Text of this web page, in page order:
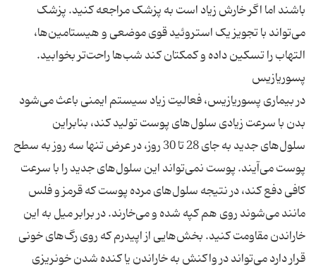
باشند اما اگر خارش زیاد است به پزشک مراجعه کنید. پزشک
می‌تواند با تجویز یک استروئید قوی موضعی و هیستامین‌ها،
در بیماری پسوریازیس، فعالیت زیاد سیستم ایمنی باعث می‌شود
بدن با سرعت زیادی سلول‌های پوست تولید کند، بنابراین
سلول‌های جدید به جای 28 تا 30 روز، در عرض تنها سه روز به سطح
پوست می‌آیند. پوست نمی‌تواند این سلول‌های جدید را با سرعت
کافی دفع کند، در نتیجه سلول‌های مرده پوست که قرمز و فلس
مانند می‌شوند روی هم کپه شده و می‌خارند. در برابر میل به این
خاراندن مقاومت کنید. بخش‌هایی از اپیدرم که روی رگ‌های خونی
قرار دارد می‌تواند در واکنش به خاراندن یا کنده شدن خونریزی